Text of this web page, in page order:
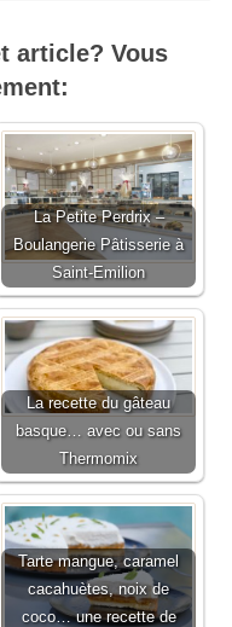
article? Vous
La Petite Perdrix –
Boulangerie Pâtisserie à
Saint-Emilion
La recette du gâteau
basque… avec ou sans
Thermomix
Tarte mangue, caramel
cacahuètes, noix de
coco… une recette de